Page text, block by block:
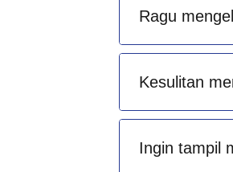
Ragu
Kesulitan
Ingin tampil